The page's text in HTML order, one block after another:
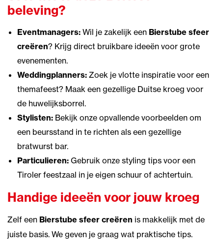
beleving?
Eventmanagers: Wil je zakelijk een Bierstube sfeer
creëren? Krijg direct bruikbare ideeën voor grote
evenementen.
Weddingplanners: Zoek je vlotte inspiratie voor een
themafeest? Maak een gezellige Duitse kroeg voor
de huwelijksborrel.
Stylisten: Bekijk onze opvallende voorbeelden om
een beursstand in te richten als een gezellige
bratwurst bar.
Particulieren: Gebruik onze styling tips voor een
Tiroler feestzaal in je eigen schuur of achtertuin.
Handige ideeën voor jouw kroeg
Zelf een Bierstube sfeer creëren is makkelijk met de
juiste basis. We geven je graag wat praktische tips.